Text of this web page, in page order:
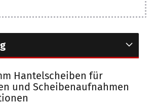
Hantelscheiben für
und Scheibenaufnahmen